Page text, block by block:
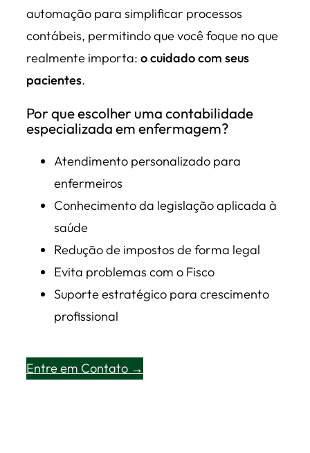
automação para simplificar processos
contábeis, permitindo que você foque no que
realmente importa: o cuidado com seus
pacientes.
Por que escolher uma contabilidade
especializada em enfermagem?
Atendimento personalizado para
enfermeiros
Conhecimento da legislação aplicada à
saúde
Redução de impostos de forma legal
Evita problemas com o Fisco
Suporte estratégico para crescimento
profissional
Entre em Contato →